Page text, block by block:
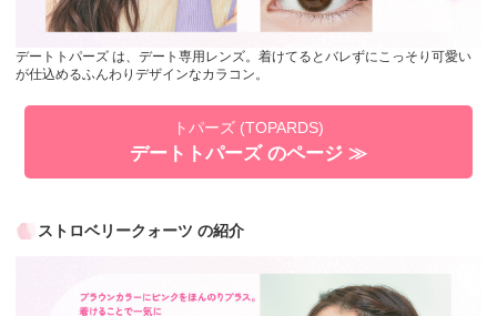
デートトパーズ は、デート専用レンズ。着けてるとバレずにこっそり可愛い
が仕込めるふんわりデザインなカラコン。
トパーズ (TOPARDS)
デートトパーズ のページ ≫
ストロベリークォーツ の紹介